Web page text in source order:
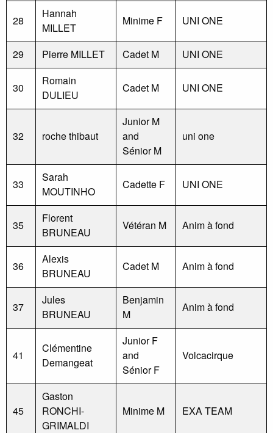
28
Hannah
MILLET
Minime F UNI ONE
29 Pierre MILLET Cadet M UNI ONE
30
Romain
DULIEU
Cadet M UNI ONE
32 roche thibaut
Junior M
and
Sénior M
uni one
33
Sarah
MOUTINHO
Cadette F UNI ONE
35
Florent
BRUNEAU
Vétéran M Anim à fond
36
Alexis
BRUNEAU
Cadet M Anim à fond
37
Jules
BRUNEAU
Benjamin
M
Anim à fond
41
Clémentine
Demangeat
Junior F
and
Sénior F
Volcacirque
45
Gaston
RONCHI-
GRIMALDI
Minime M EXA TEAM